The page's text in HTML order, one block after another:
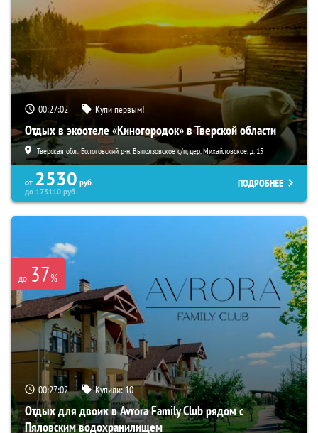
00:27:01 Купи первым!
Отдых в экоотеле «Киногородок» в Тверской области
Тверская обл., Бологовский р-н, Выползовское с/п, дер. Михайловское, д. 15
от 2530 руб.
до173110руб.
ПОДРОБНЕЕ
до 37%
00:27:01 Купили:10
Отдых для двоих в Avrora Family Club рядом с
Пяловским водохранилищем